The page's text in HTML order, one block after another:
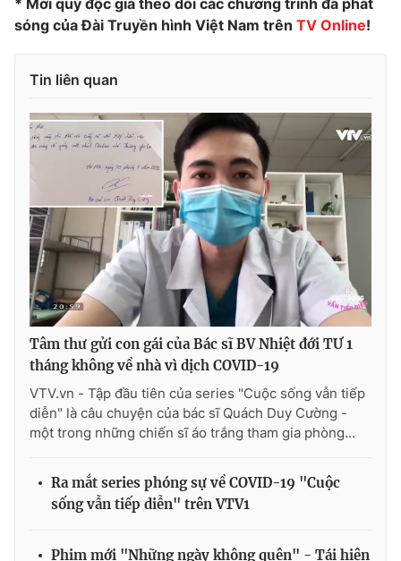
* Mời quý độc giả theo dõi các chương trình đã phát
sóng của Đài Truyền hình Việt Nam trên TV Online!
Tin liên quan
Tâm thư gửi con gái của Bác sĩ BV Nhiệt đới TƯ 1
tháng không về nhà vì dịch COVID-19
VTV.vn - Tập đầu tiên của series "Cuộc sống vẫn tiếp
diễn" là câu chuyện của bác sĩ Quách Duy Cường -
một trong những chiến sĩ áo trắng tham gia phòng...
Ra mắt series phóng sự về COVID-19 "Cuộc
sống vẫn tiếp diễn" trên VTV1
Phim mới "Những ngày không quên" - Tái hiện